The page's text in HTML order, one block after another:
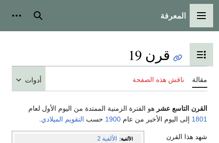
القائمة الرئيسية
المعرفة بحث
تبديل عرض جدول المحتويات
قرن 19
مقالة ناقش هذه الصفحة أدوات
القرن التاسع عشر هو الفترة الزمنية الممتدة من اليوم الأول لعام
1801 إلى اليوم الأخير من عام 1900 حسب التقويم الميلادي
الألفية: الألفية 2
شهد هذا القرن